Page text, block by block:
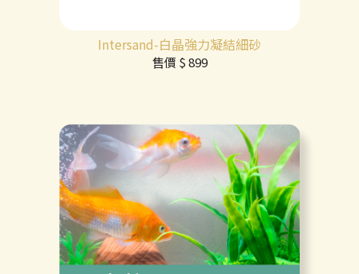
Intersand-白晶強力凝結細砂
售價 $ 899